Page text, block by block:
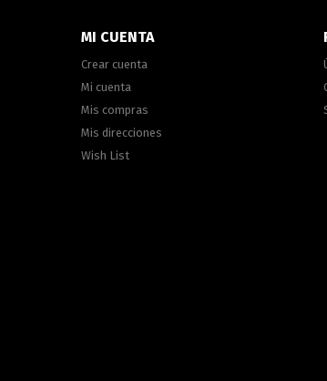
MI CUENTA
Crear cuenta
Mi cuenta
Mis compras
Mis direcciones
Wish List